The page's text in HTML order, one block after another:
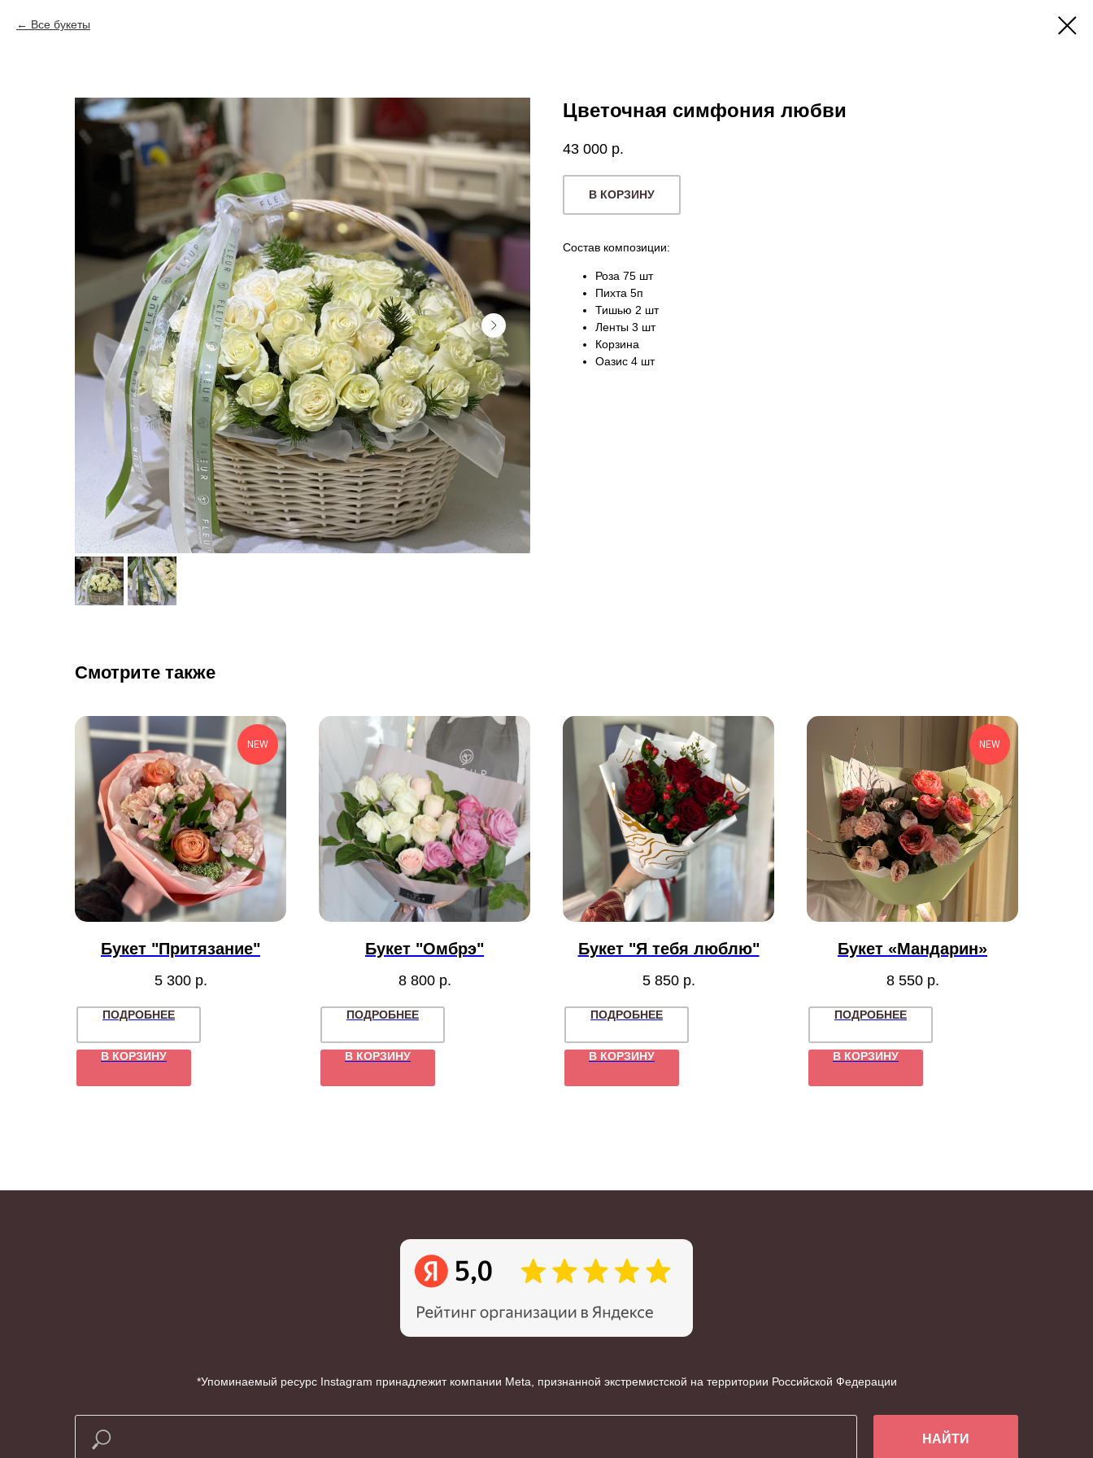
Все букеты
Цветочная симфония любви
43 000 р.
В КОРЗИНУ
Состав композиции:
Роза 75 шт
Пихта 5п
Тишью 2 шт
Ленты 3 шт
Корзина
Оазис 4 шт
Смотрите также
NEW
Букет "Притязание"
5 300 р.
ПОДРОБНЕЕ
В КОРЗИНУ
Букет "Омбрэ"
8 800 р.
ПОДРОБНЕЕ
В КОРЗИНУ
Букет "Я тебя люблю"
5 850 р.
ПОДРОБНЕЕ
В КОРЗИНУ
NEW
Букет «Мандарин»
8 550 р.
ПОДРОБНЕЕ
В КОРЗИНУ
*Упоминаемый ресурс Instagram принадлежит компании Meta, признанной экстремистской на территории Российской Федерации
НАЙТИ